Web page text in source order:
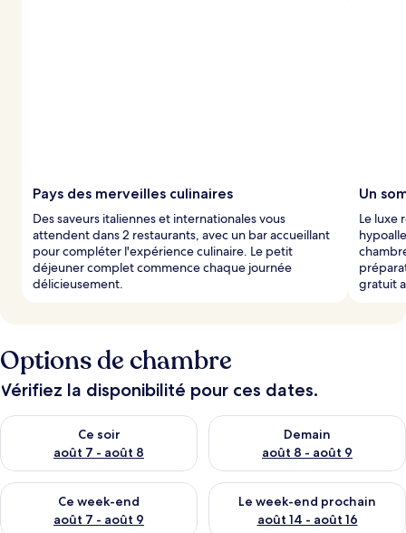
Pays des merveilles culinaires
Des saveurs italiennes et internationales vous
attendent dans 2 restaurants, avec un bar accueillant
pour compléter l'expérience culinaire. Le petit
déjeuner complet commence chaque journée
délicieusement.
Un
Le luxe
gratuit
Options de chambre
Vérifiez la disponibilité pour ces dates.
Ce soir
août 7 - août 8
Vérifier la disponibilité pour ce soir août 7 - août 8
Demain
août 8 - août 9
Vérifier la disponibilité pour
Ce week-end
août 7 - août 9
Vérifier la disponibilité pour ce week-end août 7 - août 9
Le week-end prochain
août 14 - août 16
Vérifier la disponibilité pour